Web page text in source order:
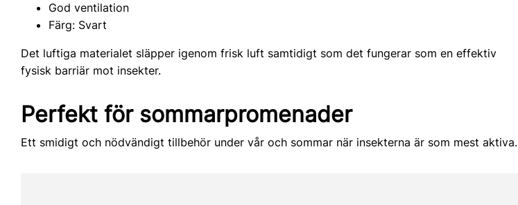
God ventilation
Färg: Svart
Det luftiga materialet släpper igenom frisk luft samtidigt som det fungerar som en effektiv
fysisk barriär mot insekter.
Perfekt för sommarpromenader
Ett smidigt och nödvändigt tillbehör under vår och sommar när insekterna är som mest aktiva.